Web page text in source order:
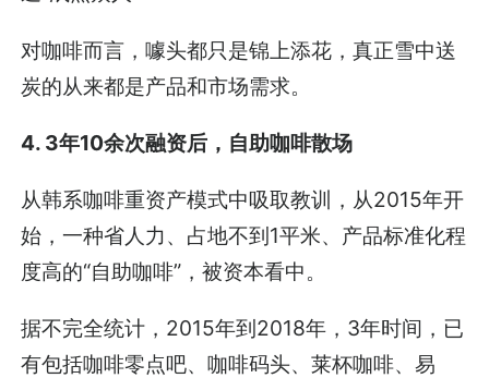
对咖啡而言，噱头都只是锦上添花，真正雪中送
炭的从来都是产品和市场需求。
4. 3年10余次融资后，自助咖啡散场
从韩系咖啡重资产模式中吸取教训，从2015年开
始，一种省人力、占地不到1平米、产品标准化程
度高的“自助咖啡”，被资本看中。
据不完全统计，2015年到2018年，3年时间，已
有包括咖啡零点吧、咖啡码头、莱杯咖啡、易